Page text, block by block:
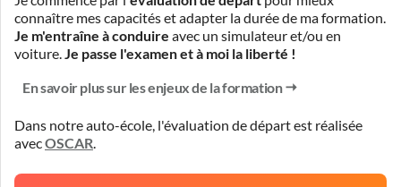
connaître mes capacités et adapter la durée de ma formation.
Je m'entraîne à conduire avec un simulateur et/ou en
voiture. Je passe l'examen et à moi la liberté !
En savoir plus sur les enjeux de la formation
Dans notre auto-école, l'évaluation de départ est réalisée
avecOSCAR